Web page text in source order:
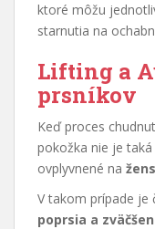
ktoré môžu
starnutia na
Lifting a
prsníkov
Keď proces
pokožka nie je
ovplyvnené na
V takom prípade je
poprsia a